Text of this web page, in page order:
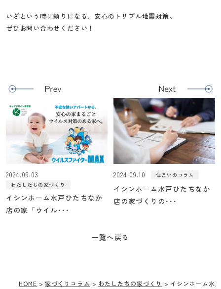
いざという時に頼りになる、安心のトリプル地震対策。
ぜひお問い合わせください！
2024.09.03
わたしたちの家づくり
イシンホーム水戸ひたちなか
店の家「ウイル･･･
一覧へ戻る
2024.09.10 住まいのコラム
イシンホーム水戸ひたちなか
店の家づくりの･･･
HOME 家づくりコラム わたしたちの家づくり イシンホーム水